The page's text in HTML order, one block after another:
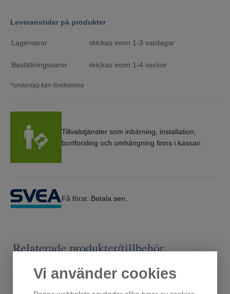
Vi använder cookies
Leveranstider på produkter
Lagervaror skickas inom 1-3 vardagar
Beställningsvaror skickas inom 1-4 veckor
*undantag kan förekomma
Tillvalstjänster som inbärning, installation,
bortforsling och omhängning finns i kassan
Få först. Betala sen.
Relaterade produkter/tillbehör